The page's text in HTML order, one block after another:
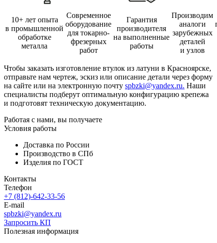
10+ лет опыта
в промышленной
обработке
металла
Современное
оборудование
для токарно-
фрезерных
работ
Гарантия
производителя
на выполненные
работы
Производим
аналоги
зарубежных
деталей
и узлов
Чтобы заказать изготовление втулок из латуни в Красноярске,
отправьте нам чертеж, эскиз или описание детали через форму
на сайте или на электронную почту spbzki@yandex.ru. Наши
специалисты подберут оптимальную конфигурацию крепежа
и подготовят техническую документацию.
Работая с нами, вы получаете
Условия работы
Доставка по России
Производство в СПб
Изделия по ГОСТ
Контакты
Телефон
+7 (812)-642-33-56
E-mail
spbzki@yandex.ru
Запросить КП
Полезная информация